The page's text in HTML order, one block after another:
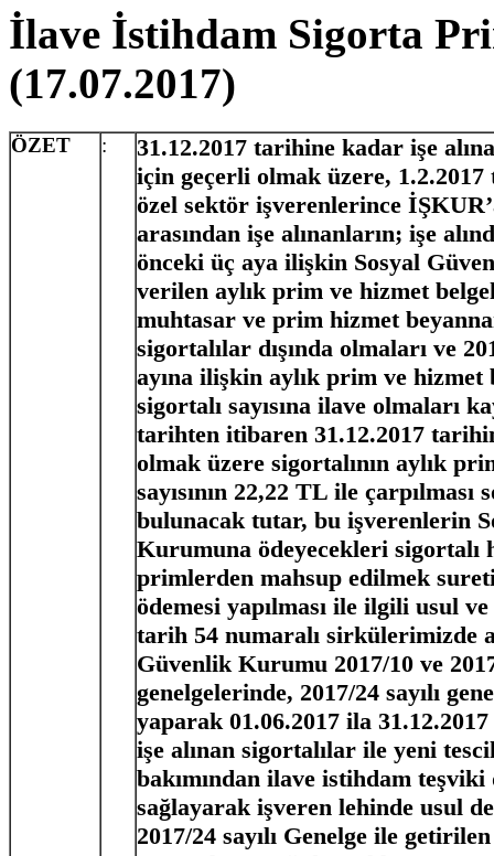
İlave İstihdam Sigorta
(17.07.2017)
ÖZET :
31.12.2017 tarihine kadar işe
için geçerli olmak üzere,
özel sektör işverenlerince
arasından işe alınanların; işe
önceki üç aya ilişkin Sosyal
verilen aylık prim ve hizmet
muhtasar ve prim hizmet
sigortalılar dışında olmaları ve
ayına ilişkin aylık prim ve hizmet
sigortalı sayısına ilave olmaları
tarihten itibaren 31.12.2017
olmak üzere sigortalının aylık
sayısının 22,22 TL ile çarpılması
bulunacak tutar, bu işverenlerin
Kurumuna ödeyecekleri sigortalı
primlerden mahsup edilmek
ödemesi yapılması ile ilgili usul
tarih 54 numaralı sirkülerimizde
Güvenlik Kurumu 2017/10 ve
genelgelerinde, 2017/24 sayılı
yaparak 01.06.2017 ila
işe alınan sigortalılar ile yeni
bakımından ilave istihdam
sağlayarak işveren lehinde usul
2017/24 sayılı Genelge ile